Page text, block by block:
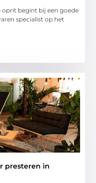
begint bij een goede
specialist op het
presteren in